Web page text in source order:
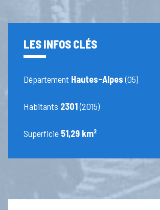
LES INFOS CLÉS
Département Hautes-Alpes(05)
Habitants 2301(2015)
Superficie 51,29 km²